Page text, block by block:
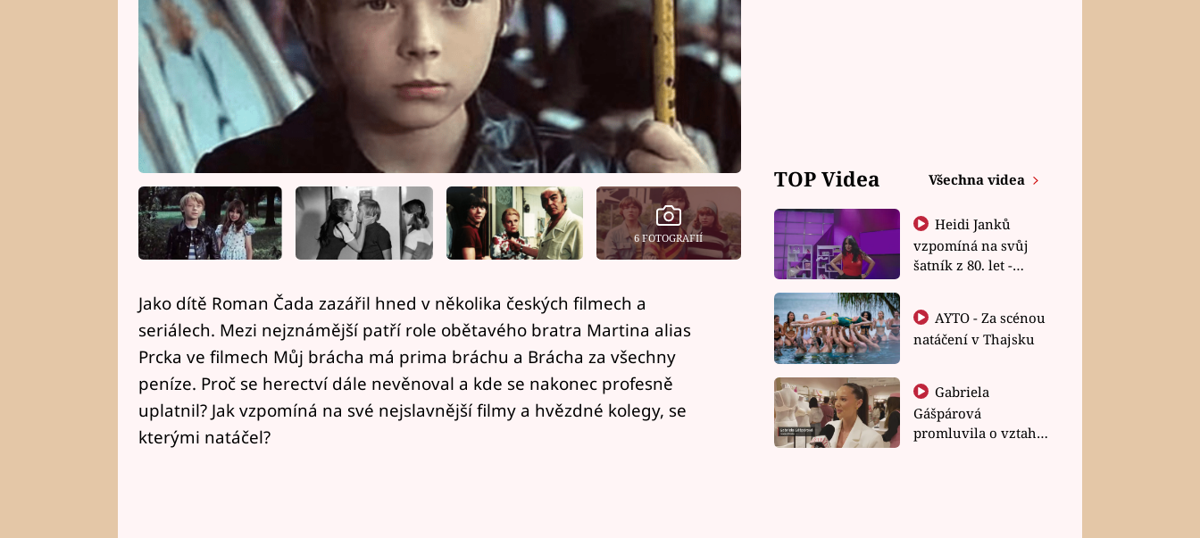
6 FOTOGRAFIÍ
Jako dítě Roman Čada zazářil hned v několika českých filmech a
seriálech. Mezi nejznámější patří role obětavého bratra Martina alias
Prcka ve filmech Můj brácha má prima bráchu a Brácha za všechny
peníze. Proč se herectví dále nevěnoval a kde se nakonec profesně
uplatnil? Jak vzpomíná na své nejslavnější filmy a hvězdné kolegy, se
kterými natáčel?
TOP Videa Všechna videa
Heidi Janků
vzpomíná na svůj
šatník z 80. let -
natáčení v Thajsku
Gabriela
Gášpárová
promluvila o vztahu